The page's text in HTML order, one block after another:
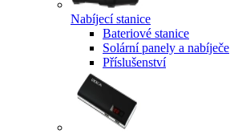
Nabíjecí stanice
Bateriové stanice
Solární panely a nabíječe
Příslušenství